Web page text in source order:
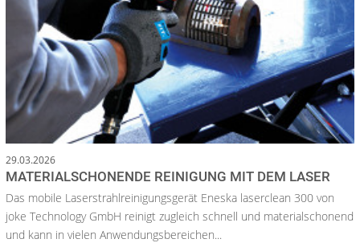
29.03.2026
MATERIALSCHONENDE REINIGUNG MIT DEM LASER
Das mobile Laserstrahlreinigungsgerät Eneska laserclean 300 von
joke Technology GmbH reinigt zugleich schnell und materialschonend
und kann in vielen Anwendungsbereichen...